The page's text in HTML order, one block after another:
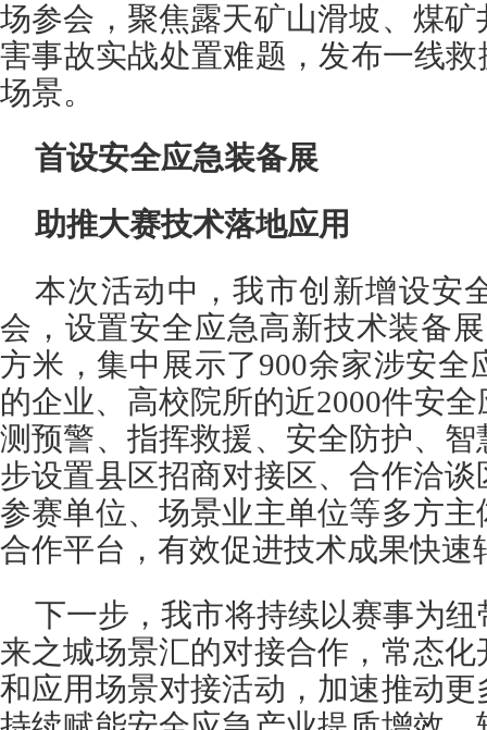
场参会，聚焦露天矿山滑坡、煤
害事故实战处置难题，发布一线
场景。
首设安全应急装备展
助推大赛技术落地应用
本次活动中，我市创新增设安
会，设置安全应急高新技术装备
方米，集中展示了900余家涉安全
的企业、高校院所的近2000件安
测预警、指挥救援、安全防护、
步设置县区招商对接区、合作洽
参赛单位、场景业主单位等多方
合作平台，有效促进技术成果快速
下一步，我市将持续以赛事为
来之城场景汇的对接合作，常态
和应用场景对接活动，加速推动